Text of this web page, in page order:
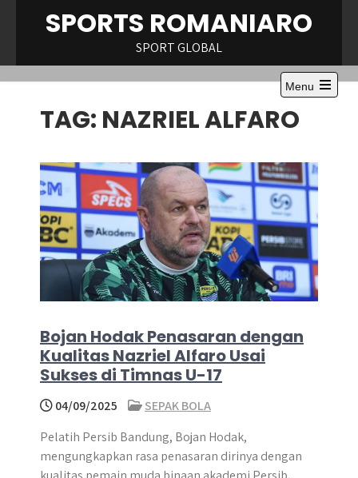
SPORTS ROMANIARO
SPORT GLOBAL
Menu
Open
TAG: NAZRIEL ALFARO
Bojan Hodak Penasaran dengan
Kualitas Nazriel Alfaro Usai
Sukses di Timnas U-17
04/09/2025
SEPAK BOLA
Pelatih Persib Bandung, Bojan Hodak,
mengungkapkan rasa penasaran dirinya dengan